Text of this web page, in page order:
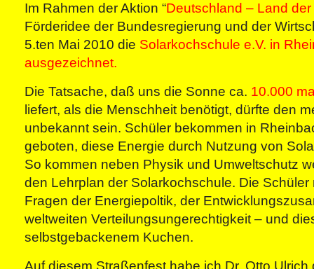
Im Rahmen der Aktion “Deutschland – Land
Förderidee der Bundesregierung und der
5.ten Mai 2010 die Solarkochschule e.V. in
ausgezeichnet.
Die Tatsache, daß uns die Sonne ca. 10.000
liefert, als die Menschheit benötigt, dürfte den
unbekannt sein. Schüler bekommen in
geboten, diese Energie durch Nutzung von
So kommen neben Physik und Umweltschutz
den Lehrplan der Solarkochschule. Die
Fragen der Energiepoltik, der
weltweiten Verteilungsungerechtigkeit – und
selbstgebackenem Kuchen.
Auf diesem Straßenfest habe ich Dr. Otto Ulrich